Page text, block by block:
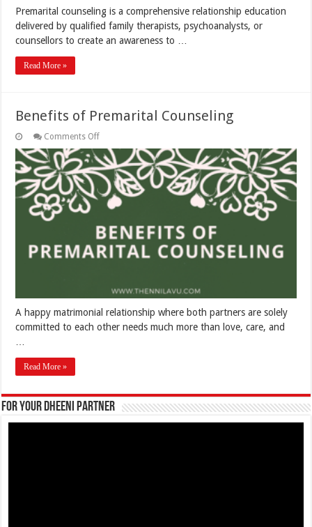
Premarital counseling is a comprehensive relationship education
delivered by qualified family therapists, psychoanalysts, or
counsellors to create an awareness to …
Read More »
Benefits of Premarital Counseling
Comments Offon
of
Premarital
Counseling
A happy matrimonial relationship where both partners are solely
committed to each other needs much more than love, care, and
Read More »
For your Dheeni Partner